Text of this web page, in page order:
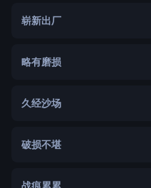
崭新出厂
略有磨损
久经沙场
破损不堪